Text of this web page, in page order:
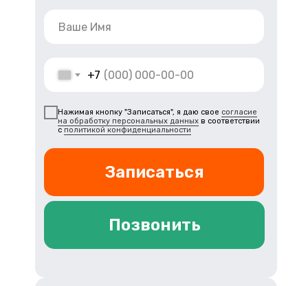
+7
Нажимая кнопку "Записаться", я даю свое согласие
на обработку персональных данных в соответствии
с политикой конфиденциальности
Записаться
Позвонить